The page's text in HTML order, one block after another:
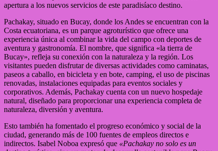
apertura a los nuevos servicios de este paradisíaco destino.
Pachakay, situado en Bucay, donde los Andes se encuentran con la
Costa ecuatoriana, es un parque agroturístico que ofrece una
experiencia única al combinar la vida del campo con deportes de
aventura y gastronomía. El nombre, que significa «la tierra de
Bucay», refleja su conexión con la naturaleza y la región. Los
visitantes pueden disfrutar de diversas actividades como caminatas,
paseos a caballo, en bicicleta y en bote, camping, el uso de piscinas
renovadas, instalaciones equipadas para eventos sociales y
corporativos. Además, Pachakay cuenta con un nuevo hospedaje
natural, diseñado para proporcionar una experiencia completa de
naturaleza, diversión y aventura.
Esto también ha fomentado el progreso económico y social de la
ciudad, generando más de 100 fuentes de empleos directos e
indirectos. Isabel Noboa expresó que «Pachakay no solo es un